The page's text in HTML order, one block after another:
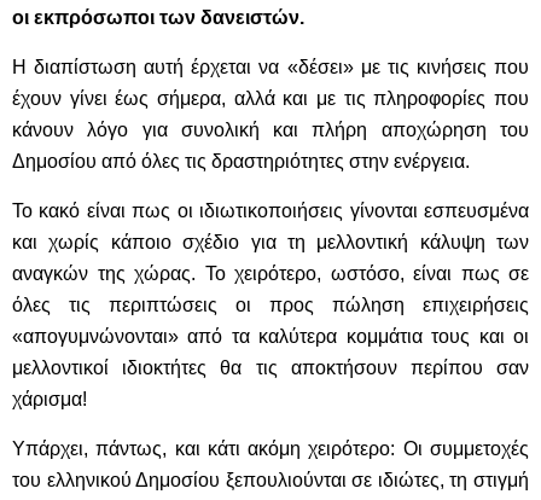
οι εκπρόσωποι των δανειστών.
Η διαπίστωση αυτή έρχεται να «δέσει» με τις κινήσεις που
έχουν γίνει έως σήμερα, αλλά και με τις πληροφορίες που
κάνουν λόγο για συνολική και πλήρη αποχώρηση του
Δημοσίου από όλες τις δραστηριότητες στην ενέργεια.
Το κακό είναι πως οι ιδιωτικοποιήσεις γίνονται εσπευσμένα
και χωρίς κάποιο σχέδιο για τη μελλοντική κάλυψη των
αναγκών της χώρας. Το χειρότερο, ωστόσο, είναι πως σε
όλες τις περιπτώσεις οι προς πώληση επιχειρήσεις
«απογυμνώνονται» από τα καλύτερα κομμάτια τους και οι
μελλοντικοί ιδιοκτήτες θα τις αποκτήσουν περίπου σαν
χάρισμα!
Υπάρχει, πάντως, και κάτι ακόμη χειρότερο: Οι συμμετοχές
του ελληνικού Δημοσίου ξεπουλιούνται σε ιδιώτες, τη στιγμή